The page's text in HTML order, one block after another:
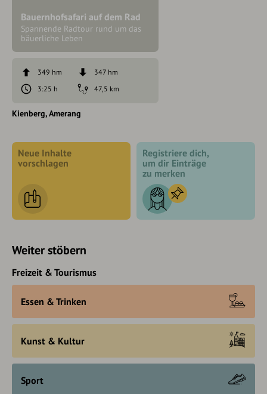
Bauernhofsafari auf dem Rad
Spannende Radtour rund um das
bäuerliche Leben
349 hm
347 hm
3:25 h
47,5 km
Kienberg Amerang
Neue Inhalte
vorschlagen
Registriere dich,
um dir Einträge
zu merken
Weiter stöbern
Freizeit & Tourismus
Essen & Trinken
Kunst & Kultur
Sport